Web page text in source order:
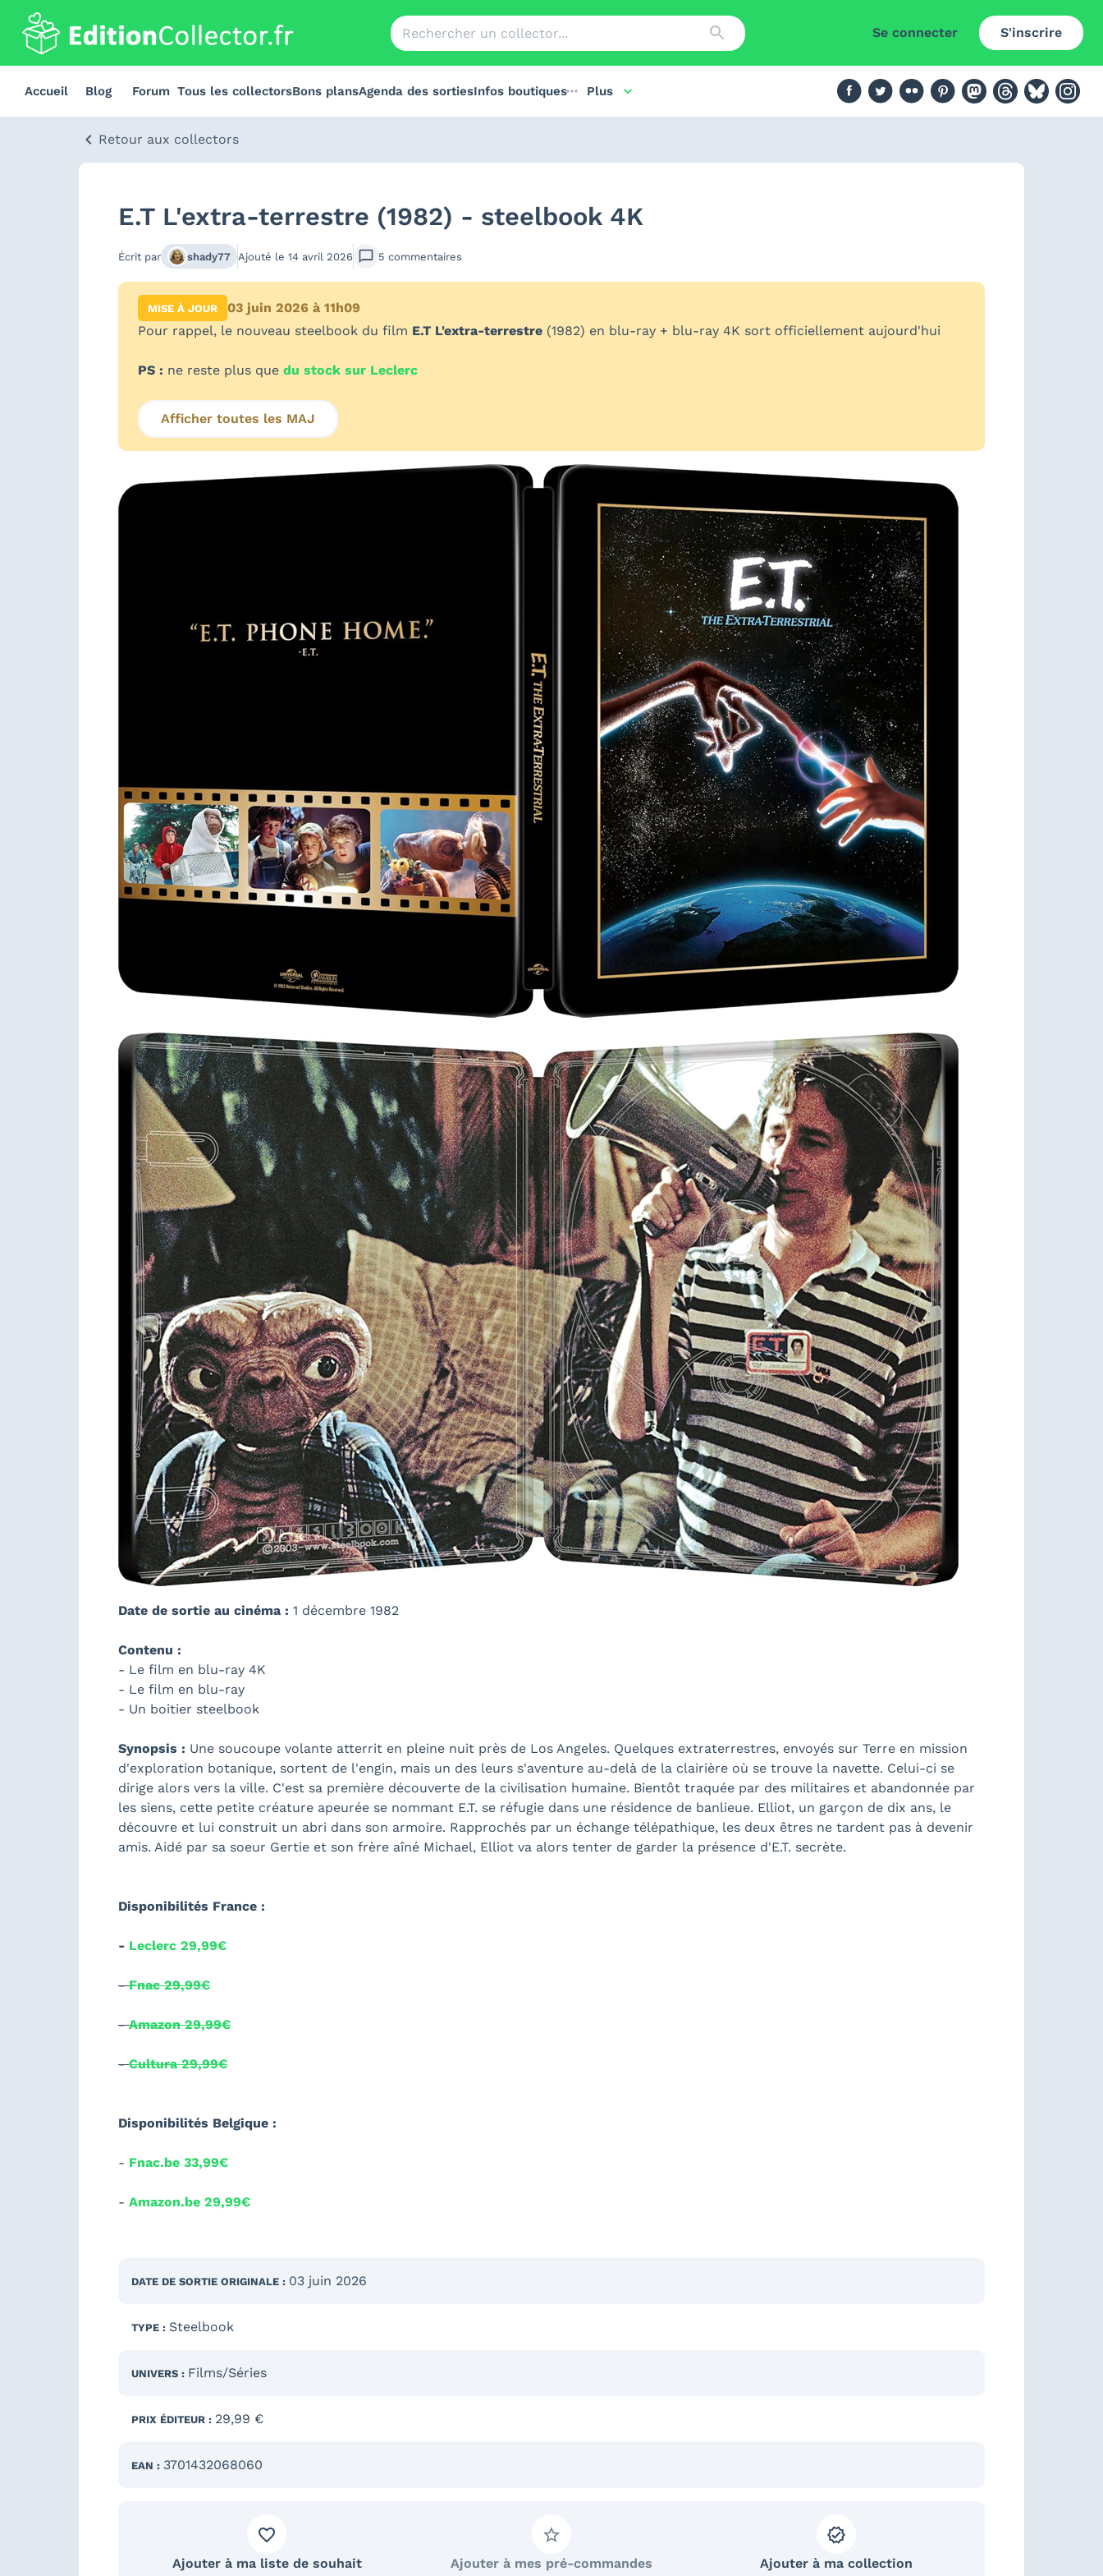
Se connecter S'inscrire
Accueil Blog Forum Tous les collectorsBons plansAgenda des sortiesInfos boutiques Plus
Retour aux collectors
E.T L'extra-terrestre (1982) - steelbook 4K
Écrit par shady77 Ajouté le 14 avril 2026 5 commentaires
MISE À JOUR
03 juin 2026 à 11h09
Pour rappel, le nouveau steelbook du film E.T L'extra-terrestre (1982) en blu-ray + blu-ray 4K sort officiellement aujourd'hui
PS : ne reste plus que du stock sur Leclerc
Afficher toutes les MAJ
Date de sortie au cinéma : 1 décembre 1982
Contenu :
- Le film en blu-ray 4K
- Le film en blu-ray
- Un boitier steelbook
Synopsis : Une soucoupe volante atterrit en pleine nuit près de Los Angeles. Quelques extraterrestres, envoyés sur Terre en mission
d'exploration botanique, sortent de l'engin, mais un des leurs s'aventure au-delà de la clairière où se trouve la navette. Celui-ci se
dirige alors vers la ville. C'est sa première découverte de la civilisation humaine. Bientôt traquée par des militaires et abandonnée par
les siens, cette petite créature apeurée se nommant E.T. se réfugie dans une résidence de banlieue. Elliot, un garçon de dix ans, le
découvre et lui construit un abri dans son armoire. Rapprochés par un échange télépathique, les deux êtres ne tardent pas à devenir
amis. Aidé par sa soeur Gertie et son frère aîné Michael, Elliot va alors tenter de garder la présence d'E.T. secrète.
Disponibilités France :
- Leclerc 29,99€
- Fnac 29,99€
-Amazon 29,99€
-Cultura 29,99€
Disponibilités Belgique :
- Fnac.be 33,99€
- Amazon.be 29,99€
DATE DE SORTIE ORIGINALE : 03 juin 2026
TYPE : Steelbook
UNIVERS : Films/Séries
PRIX ÉDITEUR : 29,99 €
EAN : 3701432068060
Ajouter à ma liste de souhait Ajouter à mes pré-commandes Ajouter à ma collection